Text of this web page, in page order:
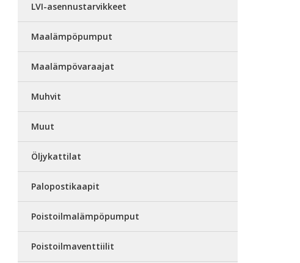
LVI-asennustarvikkeet
Maalämpöpumput
Maalämpövaraajat
Muhvit
Muut
Öljykattilat
Palopostikaapit
Poistoilmalämpöpumput
Poistoilmaventtiilit